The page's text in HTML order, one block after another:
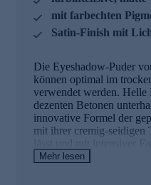
mit farbechten
Satin-Finish mit
Die Eyeshadow-Puder
können optimal im
verwendet werden. Helle
dezenten Betonen
innovative Formel der
mit ihrer cremig-seidigen
lässt und mit intensiver
Konsistenz bietet einen
Mehr lesen